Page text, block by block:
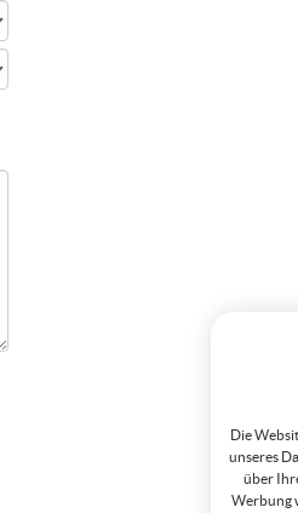
Die
unseres
über
Werbung